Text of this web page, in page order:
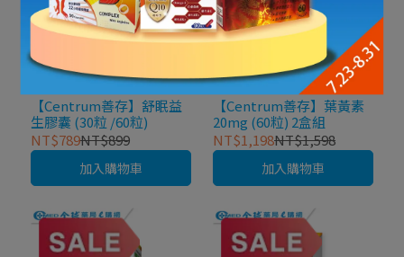
【Centrum善存】舒眠益
生膠囊 (30粒 /60粒)
NT$789NT$899
加入購物車
【Centrum善存】葉黃素
20mg (60粒) 2盒組
NT$1,198NT$1,598
加入購物車